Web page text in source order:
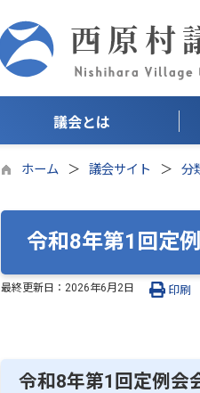
議会とは
ホーム 議会サイト 分
令和8年第1回定
最終更新日： 2026年6月2日 印刷
令和8年第1回定例会